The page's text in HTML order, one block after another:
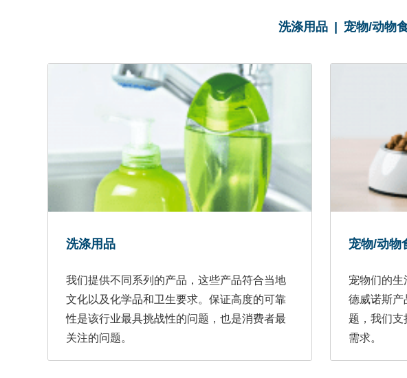
洗涤用品 | 宠物/动物
洗涤用品
我们提供不同系列的产品，这些产品符合当地
文化以及化学品和卫生要求。保证高度的可靠
性是该行业最具挑战性的问题，也是消费者最
关注的问题。
宠物/动物
宠物们的生
德威诺斯产
题，我们支
需求。